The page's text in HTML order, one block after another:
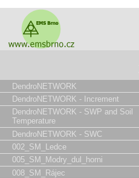
DendroNETWORK
DendroNETWORK - Increment
DendroNETWORK - SWP and Soil
Temperature
DendroNETWORK - SWC
002_SM_Ledce
005_SM_Modry_dul_horni
008_SM_Rájec